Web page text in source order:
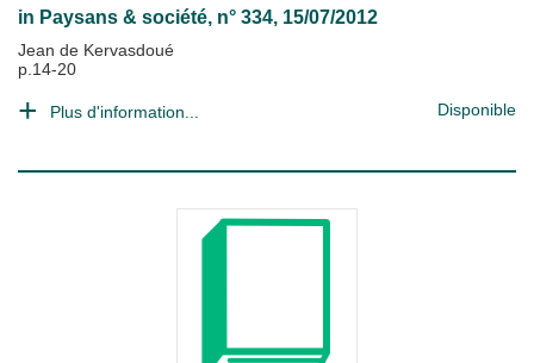
in Paysans & société, n° 334, 15/07/2012
Jean de Kervasdoué
p.14-20
Plus d'information... Disponible